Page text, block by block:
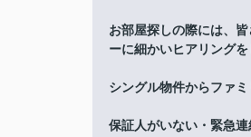
お部屋探しの際には、
ーに細かいヒアリング
シングル物件からファ
保証人がいない・緊急